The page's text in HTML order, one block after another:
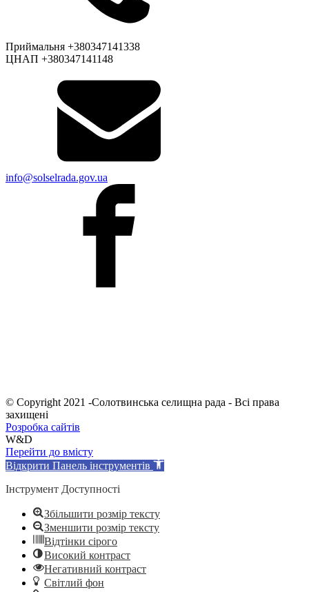
Приймальня +380347141338
ЦНАП +380347141148
info@solselrada.gov.ua
© Copyright 2021 -Солотвинська селищна рада - Всі права
захищені
Розробка сайтів
W&D
Перейти до вмісту
Відкрити Панель інструментів
Інструмент Доступності
Збільшити розмір тексту
Зменшити розмір тексту
Відтінки сірого
Високий контраст
Негативний контраст
Світлий фон